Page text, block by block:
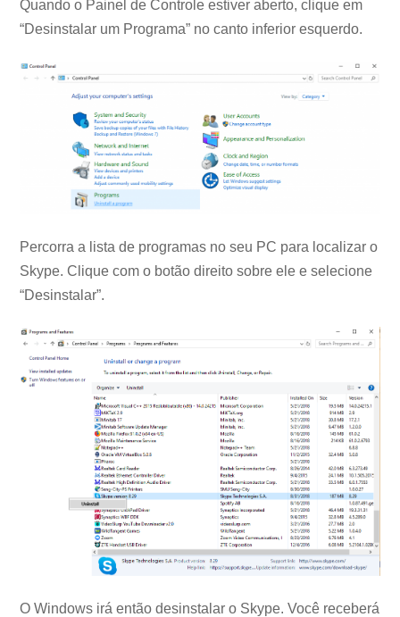
Quando o Painel de Controle estiver aberto, clique em
“Desinstalar um Programa” no canto inferior esquerdo.
Percorra a lista de programas no seu PC para localizar o
Skype. Clique com o botão direito sobre ele e selecione
“Desinstalar”.
O Windows irá então desinstalar o Skype. Você receberá